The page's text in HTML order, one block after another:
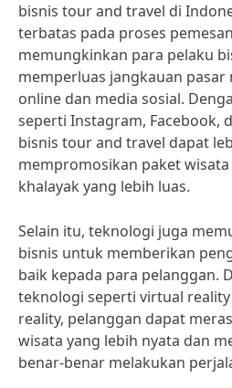
bisnis tour and travel di
terbatas pada proses
memungkinkan para pelaku
memperluas jangkauan pasar
online dan media sosial.
seperti Instagram, Facebook,
bisnis tour and travel dapat
mempromosikan paket
khalayak yang lebih luas.
Selain itu, teknologi juga
bisnis untuk memberikan
baik kepada para pelanggan.
teknologi seperti virtual
reality, pelanggan dapat
wisata yang lebih nyata dan
benar-benar melakukan